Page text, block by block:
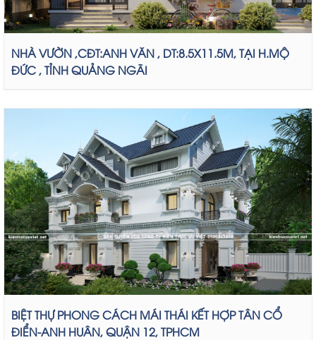
NHÀ VƯỜN ,CĐT:ANH VĂN , DT:8.5X11.5M, TẠI H.MỘ
ĐỨC , TỈNH QUẢNG NGÃI
BIỆT THỰ PHONG CÁCH MÁI THÁI KẾT HỢP TÂN CỔ
ĐIỂN-ANH HUÂN, QUẬN 12, TPHCM